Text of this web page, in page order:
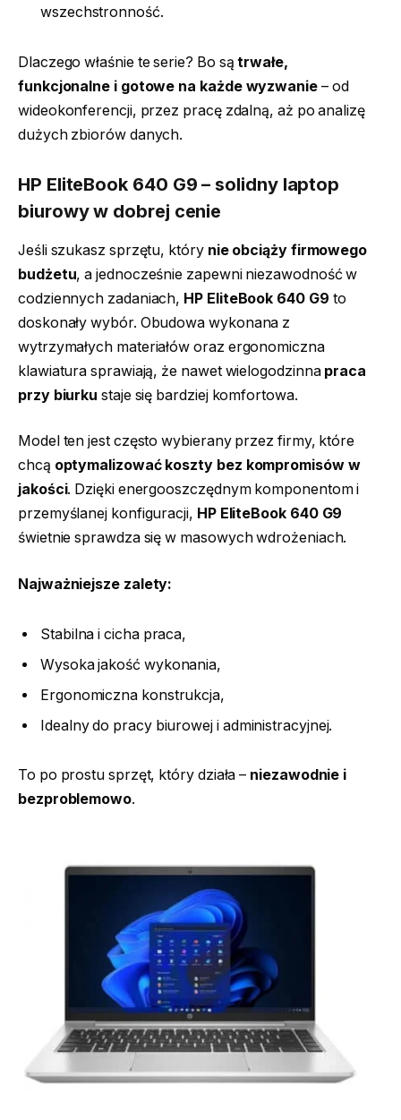
wszechstronność.
Dlaczego właśnie te serie? Bo sątrwałe,
funkcjonalne i gotowe na każde wyzwanie– od
wideokonferencji, przez pracę zdalną, aż po analizę
dużych zbiorów danych.
HP EliteBook 640 G9 – solidny laptop
biurowy w dobrej cenie
Jeśli szukasz sprzętu, który nie obciąży firmowego
budżetu, a jednocześnie zapewni niezawodność w
codziennych zadaniach, HP EliteBook 640 G9 to
doskonały wybór. Obudowa wykonana z
wytrzymałych materiałów oraz ergonomiczna
klawiatura sprawiają, że nawet wielogodzinna praca
przy biurku staje się bardziej komfortowa.
Model ten jest często wybierany przez firmy, które
chcą optymalizować koszty bez kompromisów w
jakości. Dzięki energooszczędnym komponentom i
przemyślanej konfiguracji, HP EliteBook 640 G9
świetnie sprawdza się w masowych wdrożeniach.
Najważniejsze zalety:
Stabilna i cicha praca,
Wysoka jakość wykonania,
Ergonomiczna konstrukcja,
Idealny do pracy biurowej i administracyjnej.
To po prostu sprzęt, który działa – niezawodnie i
bezproblemowo.